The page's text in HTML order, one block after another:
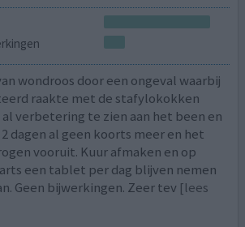
wondroos door een ongeval waarbij
raakte met de stafylokokken
al verbetering te zien aan het been en
dagen al geen koorts meer en het
vooruit. Kuur afmaken en op
een tablet per dag blijven nemen
Geen bijwerkingen. Zeer tev [lees